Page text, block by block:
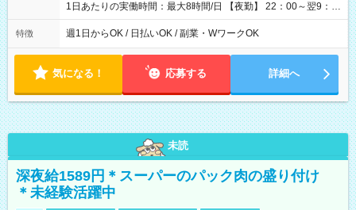
1日あたりの実働時間：最大8時間/日 【夜勤】 22：00～翌9：
00 ※週1日～OK ／ 夜勤専従 ＊＊ 勤務時間例 ＊＊ ■22時か
ら翌7時 ■23時から翌8時 ■24時から翌9時 など ※上記の時間
ます。 ※曜日固定（毎週同じ曜日での勤務となります）
特徴 週1日からOK / 日払いOK / 副業・WワークOK
気になる！ 応募する 詳細へ
未読
深夜給1589円＊スーパーのパック肉の盛り付け
＊未経験活躍中